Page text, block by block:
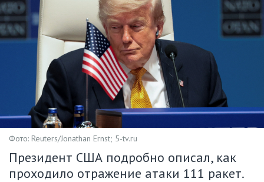
Фото: Reuters/Jonathan Ernst; 5-tv.ru
Президент США подробно описал, как
проходило отражение атаки 111 ракет.